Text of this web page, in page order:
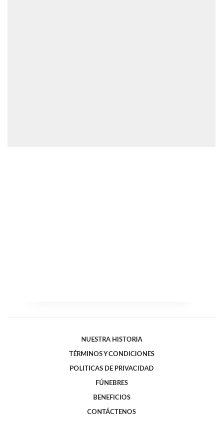
NUESTRA HISTORIA
TÉRMINOS Y CONDICIONES
POLITICAS DE PRIVACIDAD
FÚNEBRES
BENEFICIOS
CONTÁCTENOS